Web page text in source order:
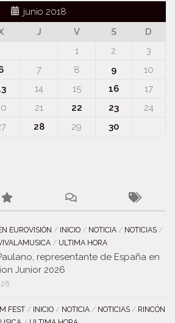
junio 2018
J V S
D
1
2
3
7 8 9
10
14 15 16
17
21 22 23
24
28 29
30
EUROVISIÓN / INICIO / NOTICIA / NOTICIAS /
/ ULTIMA HORA
representante de España en
Junior 2026
FEST / INICIO / NOTICIA / NOTICIAS / RINCÓN